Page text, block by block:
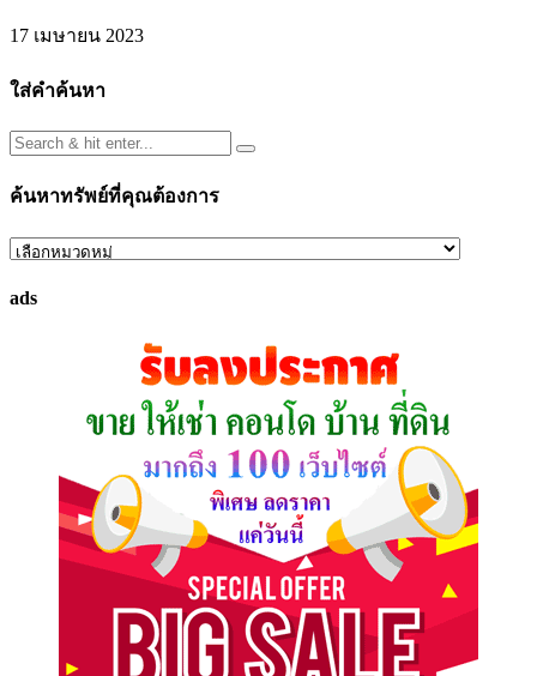
17 เมษายน 2023
ใส่คำค้นหา
ค้นหาทรัพย์ที่คุณต้องการ
ค้นหา
ที่
ads